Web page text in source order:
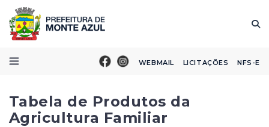
WEBMAIL LICITAÇÕES NFS-E
Tabela de Produtos da
Agricultura Familiar